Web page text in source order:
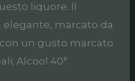
liquore. Il
marcato da
un gusto marcato
Alcool 40°.